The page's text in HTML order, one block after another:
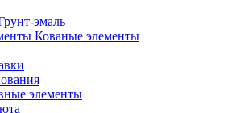
эмаль
Кованые элементы
элементы